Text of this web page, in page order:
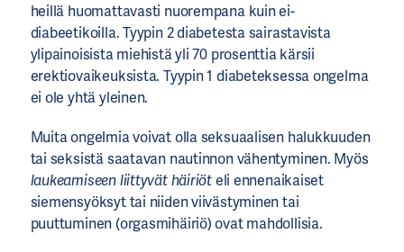
heillä huomattavasti nuorempana kuin ei-
diabeetikoilla. Tyypin 2 diabetesta sairastavista
ylipainoisista miehistä yli 70 prosenttia kärsii
erektiovaikeuksista. Tyypin 1 diabeteksessa ongelma
ei ole yhtä yleinen.
Muita ongelmia voivat olla seksuaalisen halukkuuden
tai seksistä saatavan nautinnon vähentyminen. Myös
laukeamiseen liittyvät häiriöteli ennenaikaiset
siemensyöksyt tai niiden viivästyminen tai
puuttuminen (orgasmihäiriö) ovat mahdollisia.